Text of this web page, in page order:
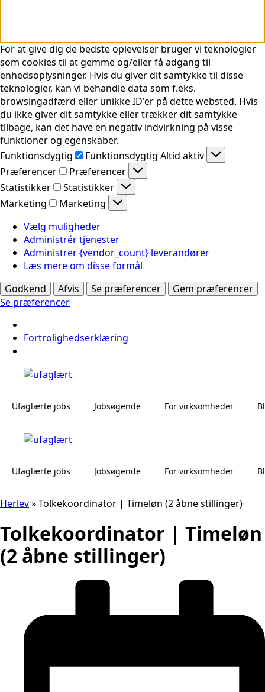
For at give dig de bedste oplevelser bruger vi teknologier
som cookies til at gemme og/eller få adgang til
enhedsoplysninger. Hvis du giver dit samtykke til disse
teknologier, kan vi behandle data som f.eks.
browsingadfærd eller unikke ID'er på dette websted. Hvis
du ikke giver dit samtykke eller trækker dit samtykke
tilbage, kan det have en negativ indvirkning på visse
funktioner og egenskaber.
Funktionsdygtig
Funktionsdygtig Altid aktiv
Præferencer
Præferencer
Statistikker
Statistikker
Marketing
Marketing
Vælg muligheder
Administrér tjenester
Administrer {vendor_count} leverandører
Læs mere om disse formål
Godkend
Afvis Se præferencer
Gem præferencer
Se præferencer
Fortrolighedserklæring
Ufaglærte jobs Jobsøgende For virksomheder
Ufaglærte jobs Jobsøgende For virksomheder
Herlev»Tolkekoordinator | Timeløn (2 åbne stillinger)
Tolkekoordinator | Timeløn
(2 åbne stillinger)